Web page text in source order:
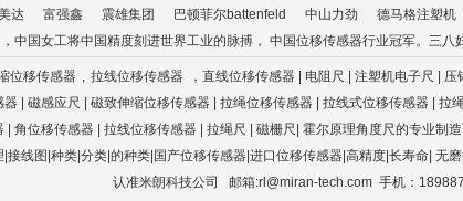
达 富强鑫 震雄集团 巴顿菲尔battenfeld 中山力劲 德马格注塑机
中国女工将中国精度刻进世界工业的脉搏， 中国位移传感器行业冠军。三八
位移传感器 , 拉线位移传感器 ，直线位移传感器 | 电阻尺 | 注塑机电子尺 |
器 | 磁感应尺 | 磁致伸缩位移传感器 | 拉绳位移传感器 | 拉线式位移传感器 | 拉
| 角位移传感器 | 拉线位移传感器 | 拉绳尺 | 磁栅尺 | 霍尔原理角度尺的专业制
|接线图|种类|分类|的种类|国产位移传感器|进口位移传感器|高精度|长寿命 无
认准米朗科技公司
邮箱:rl@miran-tech.com 手机：